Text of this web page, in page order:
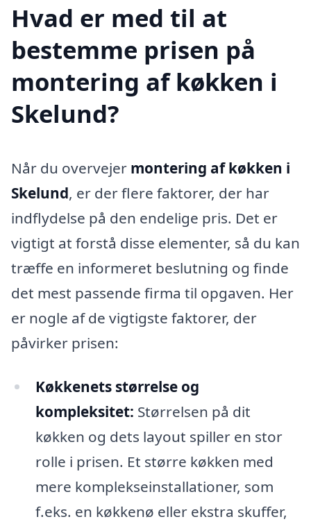
Hvad er med til at
bestemme prisen på
montering af køkken i
Skelund?
Når du overvejer montering af køkken i
Skelund, er der flere faktorer, der har
indflydelse på den endelige pris. Det er
vigtigt at forstå disse elementer, så du kan
træffe en informeret beslutning og finde
det mest passende firma til opgaven. Her
er nogle af de vigtigste faktorer, der
påvirker prisen:
Køkkenets størrelse og
kompleksitet: Størrelsen på dit
køkken og dets layout spiller en stor
rolle i prisen. Et større køkken med
mere komplekseinstallationer, som
f.eks. en køkkenø eller ekstra skuffer,